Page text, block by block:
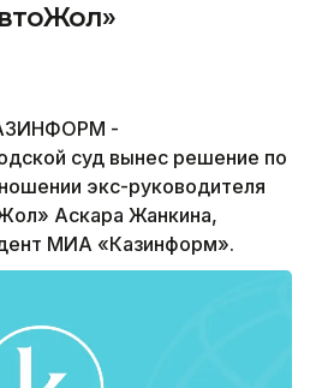
-
суд вынес решение по
экс-руководителя
Аскара Жанкина,
МИА «Казинформ».